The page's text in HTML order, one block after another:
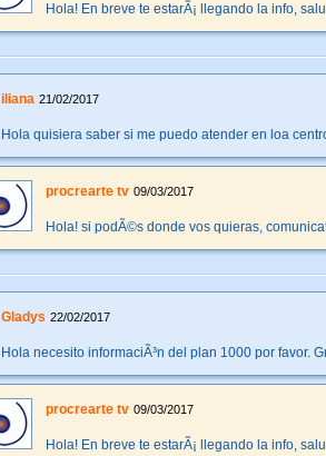
Hola! En breve te estarÃ¡ llegando la info,
iliana 21/02/2017
Hola quisiera saber si me puedo atender en loa
procrearte tv 09/03/2017
Hola! si podÃ©s donde vos quieras,
Gladys 22/02/2017
Hola necesito informaciÃ³n del plan 1000 por favor.
procrearte tv 09/03/2017
Hola! En breve te estarÃ¡ llegando la info,